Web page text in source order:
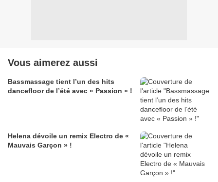
Vous aimerez aussi
Bassmassage tient l’un des hits
dancefloor de l’été avec « Passion » !
Helena dévoile un remix Electro de «
Mauvais Garçon » !